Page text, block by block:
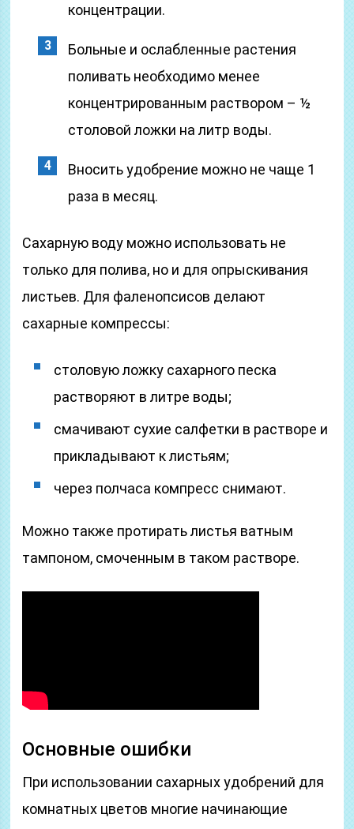
концентрации.
Больные и ослабленные растения
поливать необходимо менее
концентрированным раствором – ½
столовой ложки на литр воды.
Вносить удобрение можно не чаще 1
раза в месяц.
Сахарную воду можно использовать не
только для полива, но и для опрыскивания
листьев. Для фаленопсисов делают
сахарные компрессы:
столовую ложку сахарного песка
растворяют в литре воды;
смачивают сухие салфетки в растворе и
прикладывают к листьям;
через полчаса компресс снимают.
Можно также протирать листья ватным
тампоном, смоченным в таком растворе.
Основные ошибки
При использовании сахарных удобрений для
комнатных цветов многие начинающие